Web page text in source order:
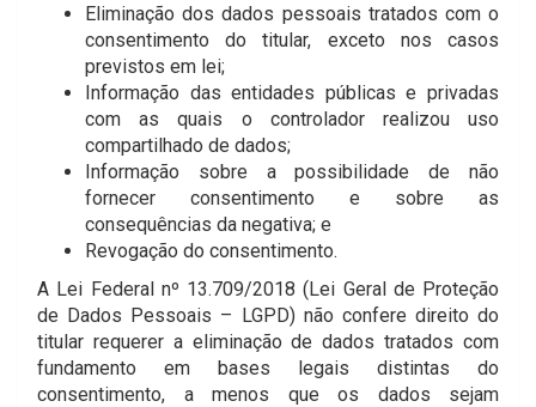
Eliminação dos dados pessoais tratados com o
consentimento do titular, exceto nos casos
previstos em lei;
Informação das entidades públicas e privadas
com as quais o controlador realizou uso
compartilhado de dados;
Informação sobre a possibilidade de não
fornecer consentimento e sobre as
consequências da negativa; e
Revogação do consentimento.
A Lei Federal nº 13.709/2018 (Lei Geral de Proteção
de Dados Pessoais – LGPD) não confere direito do
titular requerer a eliminação de dados tratados com
fundamento em bases legais distintas do
consentimento, a menos que os dados sejam